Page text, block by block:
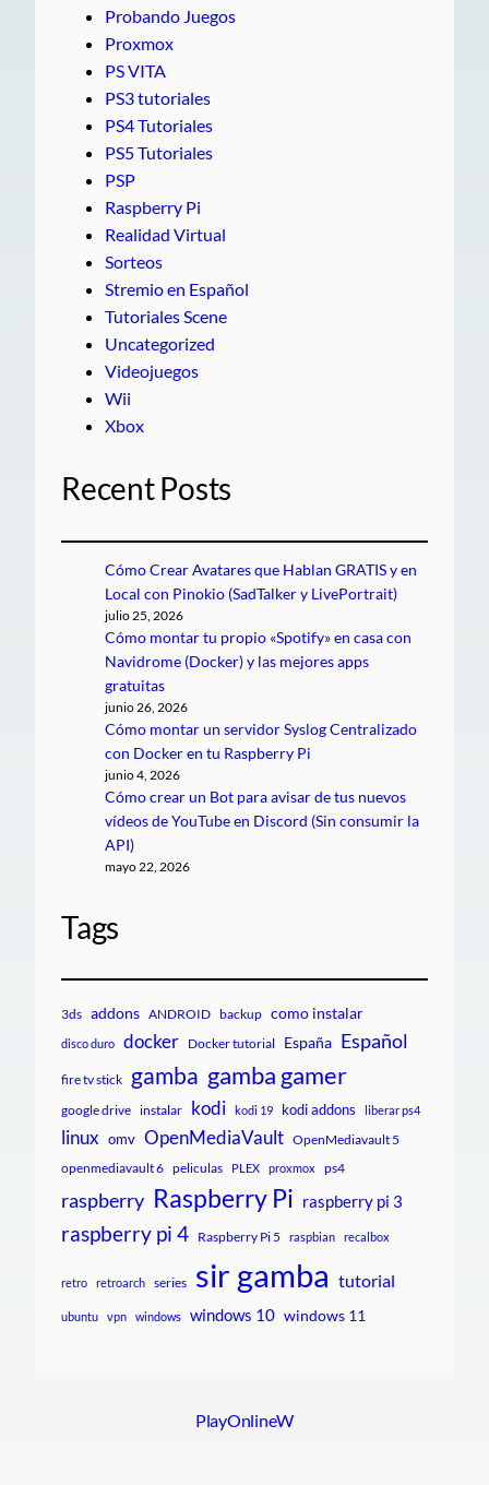
Probando Juegos
Proxmox
PS VITA
PS3 tutoriales
PS4 Tutoriales
PS5 Tutoriales
PSP
Raspberry Pi
Realidad Virtual
Sorteos
Stremio en Español
Tutoriales Scene
Uncategorized
Videojuegos
Wii
Xbox
Recent Posts
Cómo Crear Avatares que Hablan GRATIS y en
Local con Pinokio (SadTalker y LivePortrait)
julio 25, 2026
Cómo montar tu propio «Spotify» en casa con
Navidrome (Docker) y las mejores apps
gratuitas
junio 26, 2026
Cómo montar un servidor Syslog Centralizado
con Docker en tu Raspberry Pi
junio 4, 2026
Cómo crear un Bot para avisar de tus nuevos
vídeos de YouTube en Discord (Sin consumir la
API)
mayo 22, 2026
Tags
3ds addons ANDROID backup como instalar
disco duro docker Docker tutorial España Español
fire tv stick gamba gamba gamer
google drive instalar kodi kodi 19 kodi addons liberar ps4
linux omv OpenMediaVault OpenMediavault 5
openmediavault 6 peliculas PLEX proxmox ps4
raspberry Raspberry Pi raspberry pi 3
raspberry pi 4 Raspberry Pi 5 raspbian recalbox
retro retroarch series sir gamba tutorial
ubuntu vpn windows windows 10 windows 11
PlayOnlineW